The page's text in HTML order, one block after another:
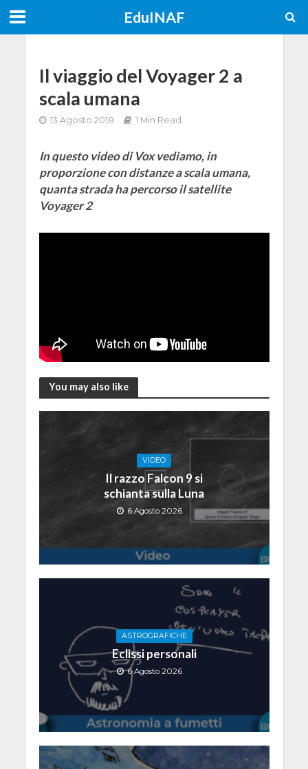
EduINAF
Il viaggio del Voyager 2 a
scala umana
13 Agosto 2018 1 Min Read
In questo video di Vox vediamo, in
proporzione con distanze a scala umana,
quanta strada ha percorso il satellite
Voyager 2
You may also like
VIDEO
Il razzo Falcon 9 si
schianta sulla Luna
6 Agosto 2026
ASTROGRAFICHE
Eclissi personali
6 Agosto 2026